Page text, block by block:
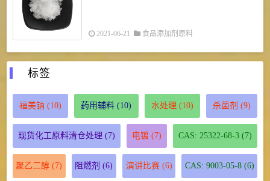
2021-06-21 食品添加剂原料
标签
福美钠 (10) 药用辅料 (10) 水处理 (10) 杀菌剂 (9)
现货化工原料清仓处理 (7) 电镀 (7) CAS: 25322-68-3 (7)
聚乙二醇 (7) 阻燃剂 (6) 演讲比赛(6) CAS: 9003-05-8(6)